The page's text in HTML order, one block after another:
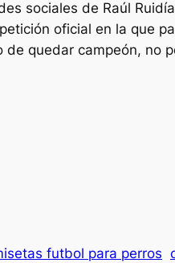
sociales de Raúl
oficial en la que
quedar campeón, no
futbol para perros